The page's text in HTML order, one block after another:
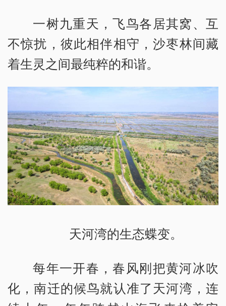
一树九重天，飞鸟各居其窝、互
不惊扰，彼此相伴相守，沙枣林间藏
着生灵之间最纯粹的和谐。
天河湾的生态蝶变。
每年一开春，春风刚把黄河冰吹
化，南迁的候鸟就认准了天河湾，连